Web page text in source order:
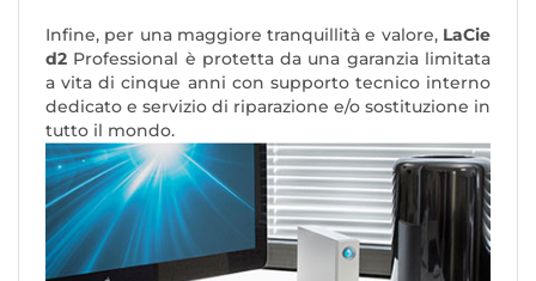
Infine, per una maggiore tranquillità e valore,LaCie
d2 Professional è protetta da una garanzia limitata
a vita di cinque anni con supporto tecnico interno
dedicato e servizio di riparazione e/o sostituzione in
tutto il mondo.